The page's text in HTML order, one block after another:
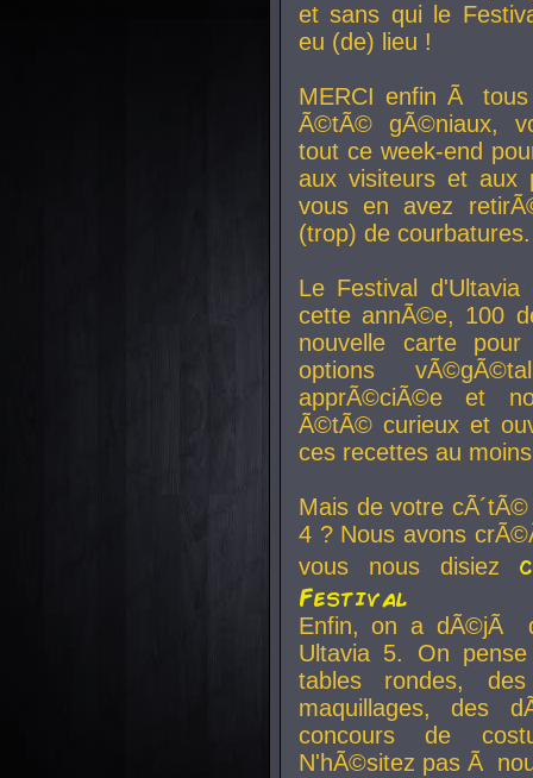
et sans qui le
eu (de) lieu !
MERCI enfin Ã
Ã©tÃ© gÃ©niaux,
tout ce week-end
aux visiteurs et aux
vous en avez
(trop) de courbatures.
Le Festival
cette annÃ©e, 100
nouvelle carte
options
apprÃ©ciÃ©e et
Ã©tÃ© curieux et
ces recettes au
Mais de votre
4 ? Nous avons
vous nous disiez
Festival
Enfin, on a dÃ©jÃ
Ultavia 5. On
tables rondes,
maquillages, des
concours de
N'hÃ©sitez pas Ã